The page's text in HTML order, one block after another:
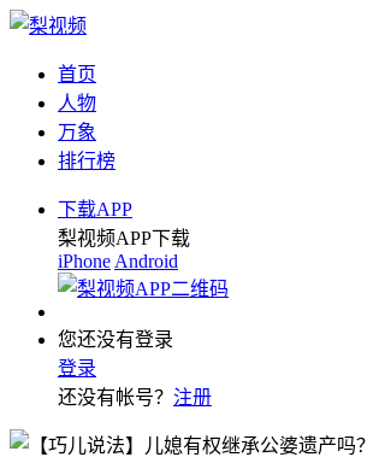
首页
人物
万象
排行榜
下载APP
梨视频APP下载
iPhone Android
您还没有登录
登录
还没有帐号？ 注册